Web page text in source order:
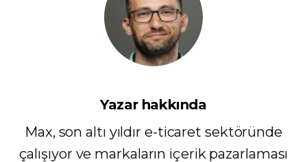
Yazar hakkında
Max, son altı yıldır e-ticaret sektöründe
çalışıyor ve markaların içerik pazarlaması